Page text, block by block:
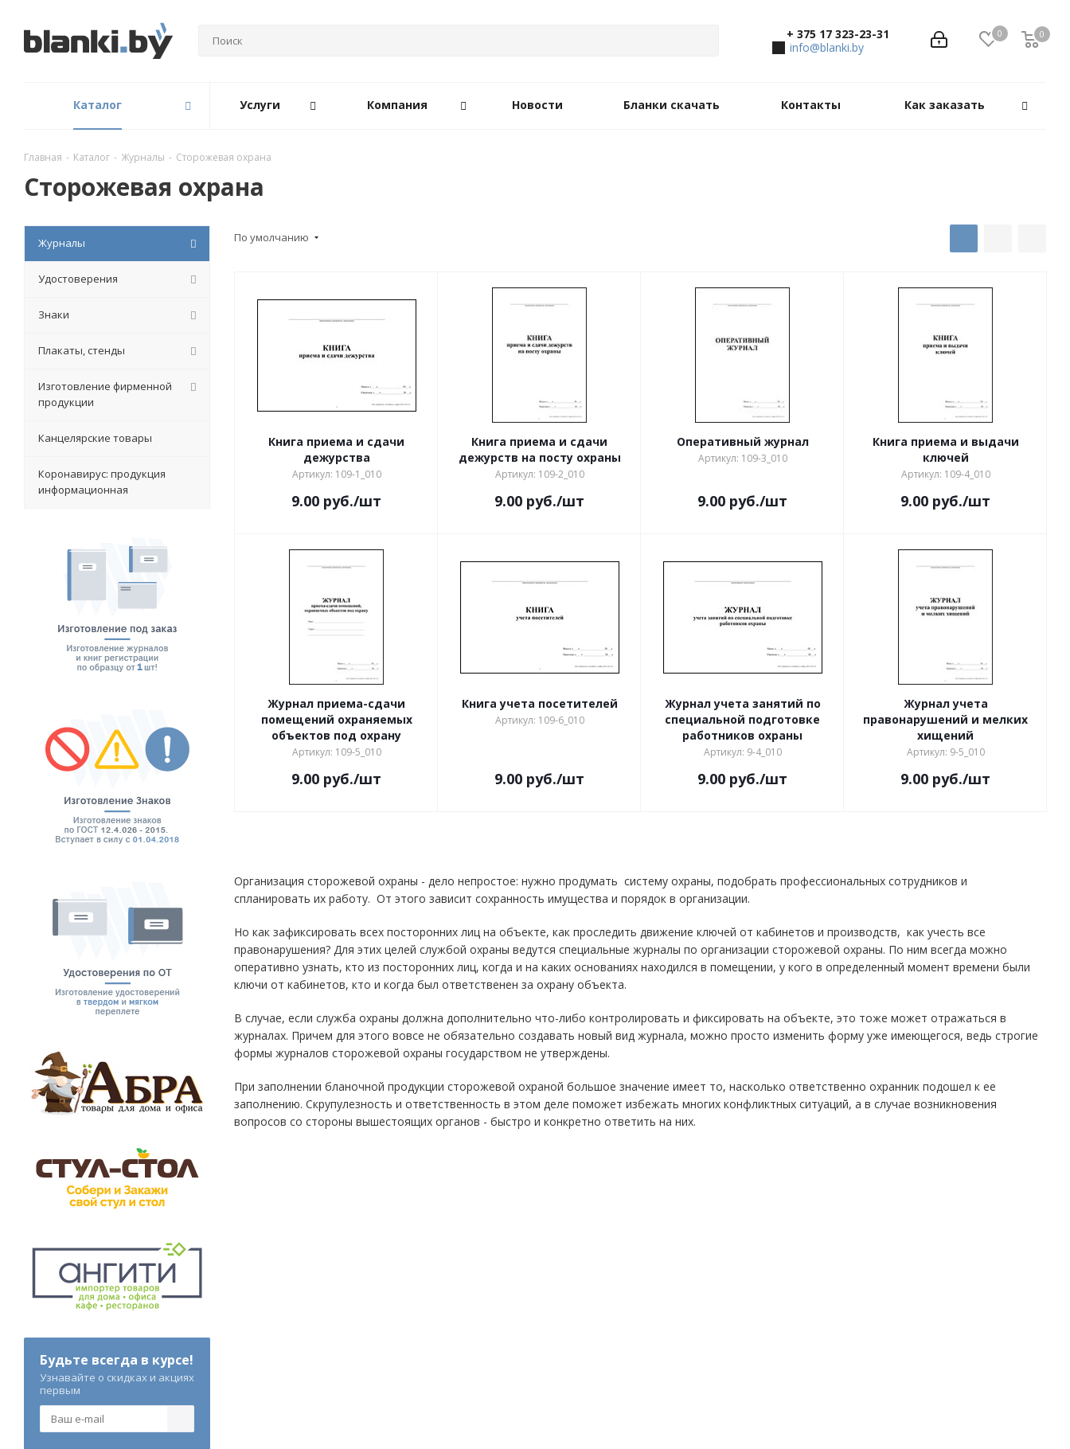
0 0
0
+ 375 17 323-23-31
info@blanki.by
Каталог Услуги Компания Новости Бланки скачать Контакты Как заказать
Главная - Каталог - Журналы - Сторожевая охрана
Сторожевая охрана
По умолчанию
Книга приема и сдачи
дежурства
Артикул: 109-1_010
9.00 руб./шт
Книга приема и сдачи
дежурств на посту охраны
Артикул: 109-2_010
9.00 руб./шт
Оперативный журнал
Артикул: 109-3_010
9.00 руб./шт
Книга приема и выдачи
ключей
Артикул: 109-4_010
9.00 руб./шт
Журнал приема-сдачи
помещений охраняемых
объектов под охрану
Артикул: 109-5_010
9.00 руб./шт
Книга учета посетителей
Артикул: 109-6_010
9.00 руб./шт
Журнал учета занятий по
специальной подготовке
работников охраны
Артикул: 9-4_010
9.00 руб./шт
Журнал учета
правонарушений и мелких
хищений
Артикул: 9-5_010
9.00 руб./шт
Организация сторожевой охраны - дело непростое: нужно продумать систему охраны, подобрать профессиональных сотрудников и
спланировать их работу. От этого зависит сохранность имущества и порядок в организации.
Но как зафиксировать всех посторонних лиц на объекте, как проследить движение ключей от кабинетов и производств, как учесть все
правонарушения? Для этих целей службой охраны ведутся специальные журналы по организации сторожевой охраны. По ним всегда можно
оперативно узнать, кто из посторонних лиц, когда и на каких основаниях находился в помещении, у кого в определенный момент времени были
ключи от кабинетов, кто и когда был ответственен за охрану объекта.
В случае, если служба охраны должна дополнительно что-либо контролировать и фиксировать на объекте, это тоже может отражаться в
журналах. Причем для этого вовсе не обязательно создавать новый вид журнала, можно просто изменить форму уже имеющегося, ведь строгие
формы журналов сторожевой охраны государством не утверждены.
При заполнении бланочной продукции сторожевой охраной большое значение имеет то, насколько ответственно охранник подошел к ее
заполнению. Скрупулезность и ответственность в этом деле поможет избежать многих конфликтных ситуаций, а в случае возникновения
вопросов со стороны вышестоящих органов - быстро и конкретно ответить на них.
Журналы
Удостоверения
Знаки
Плакаты, стенды
Изготовление фирменной
продукции
Канцелярские товары
Коронавирус: продукция
информационная
Будьте всегда в курсе!
Узнавайте о скидках и акциях
первым